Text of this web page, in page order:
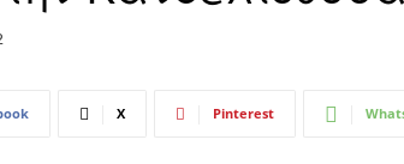
X Pinterest